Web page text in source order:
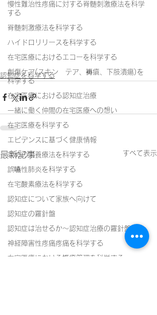
慢性難治性疼痛に対する脊髄刺激療法を科学
する
脊髄刺激療法を科学する
ハイドロリリースを科学する
在宅医療におけるエコーを科学する
創傷ケア(スキン テア、褥瘡、下肢潰瘍)を
科学する
在宅医療における認知症治療
一緒に働く仲間の在宅医療への想い
在宅医療を科学する
エビデンスに基づく健康情報
攻めの栄養療法を科学する
誤嚥性肺炎を科学する
在宅酸素療法を科学する
認知症について家族へ向けて
認知症の羅針盤
認知症は治せるか～認知症治療の羅針盤
神経障害性疼痛疼痛を科学する
在宅医療における褥瘡管理を科学する
認知症を科学する
最新記事 すべて表示